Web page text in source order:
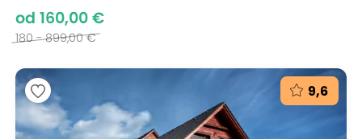
od 160,00 €
180 - 899,00 €
9,6